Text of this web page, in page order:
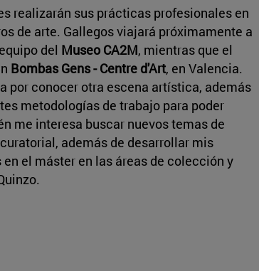
realizarán sus prácticas profesionales en
de arte. Gallegos viajará próximamente a
del Museo CA2M, mientras que el
Bombas Gens - Centre d'Art, en Valencia.
por conocer otra escena artística, además
metodologías de trabajo para poder
me interesa buscar nuevos temas de
además de desarrollar mis
el máster en las áreas de colección y